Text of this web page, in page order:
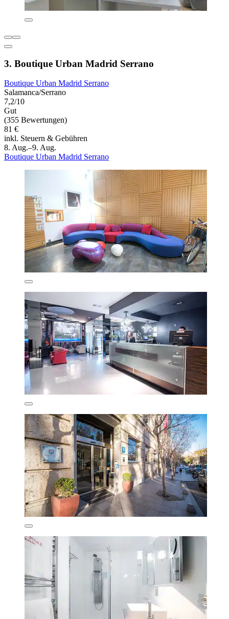
3. Boutique Urban Madrid Serrano
Boutique Urban Madrid Serrano
Salamanca/Serrano
7,2/10
Gut
(355 Bewertungen)
81 €
inkl. Steuern & Gebühren
8. Aug.–9. Aug.
Boutique Urban Madrid Serrano